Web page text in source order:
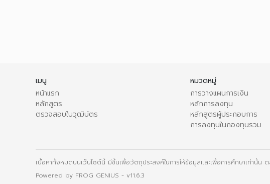
เมนู
หน้าแรก
หลักสูตร
ตรวจสอบใบวุฒิบัตร
หมวดหมู่
การวางแผนการเงิน
หลักการลงทุน
หลักสูตรผู้ประกอบการ
การลงทุนในกองทุนรวม
เนื้อหาทั้งหมดบนเว็บไซต์นี้ มีขึ้นเพื่อวัตถุประสงค์ในการให้ข้อมูลและเพื่อการศึกษาเท่านั้
Powered by FROG GENIUS - v11.6.3